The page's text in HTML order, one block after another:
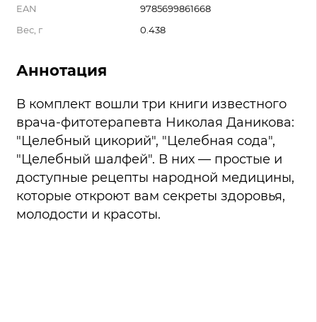
EAN
9785699861668
Вес, г
0.438
Аннотация
В комплект вошли три книги известного
врача-фитотерапевта Николая Даникова:
"Целебный цикорий", "Целебная сода",
"Целебный шалфей". В них — простые и
доступные рецепты народной медицины,
которые откроют вам секреты здоровья,
молодости и красоты.